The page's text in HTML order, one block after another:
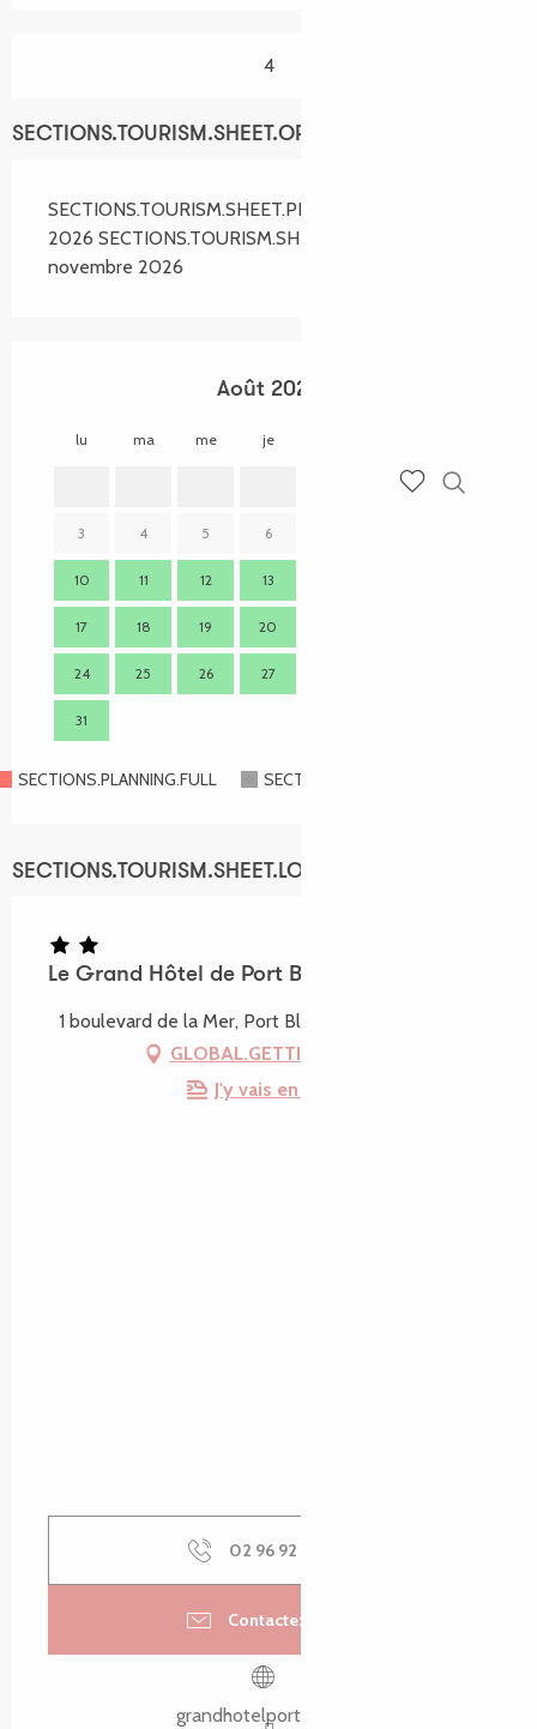
4
SECTIONS.TOURISM.SHEET.OPENINGS
SECTIONS.TOURISM.SHEET.PERIODS.FROM 4 avril
2026 SECTIONS.TOURISM.SHEET.PERIODS.UNTIL 1
novembre 2026
Août 2026
lu ma me je
2
3 4 5 6
10 11 12 13
17 18 19 20
24 25 26 27
31
SECTIONS.PLANNING.FULL SECTIONS.PLANNING.CLOSED
SECTIONS.TOURISM.SHEET.LOCATION
Le Grand Hôtel de Port Blanc
1 boulevard de la Mer, Port Blanc, 22710 Penvénan
GLOBAL.GETTING_THERE
J'y vais en train !
02 96 92 66
Contactez-nous
grandhotelportblanc.fr